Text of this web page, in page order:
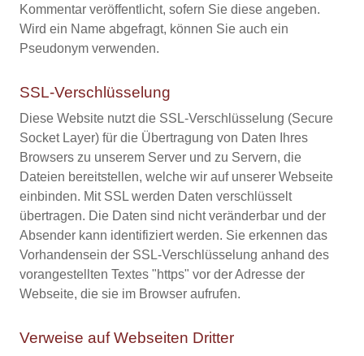
Kommentar veröffentlicht, sofern Sie diese angeben.
Wird ein Name abgefragt, können Sie auch ein
Pseudonym verwenden.
SSL-Verschlüsselung
Diese Website nutzt die SSL-Verschlüsselung (Secure
Socket Layer) für die Übertragung von Daten Ihres
Browsers zu unserem Server und zu Servern, die
Dateien bereitstellen, welche wir auf unserer Webseite
einbinden. Mit SSL werden Daten verschlüsselt
übertragen. Die Daten sind nicht veränderbar und der
Absender kann identifiziert werden. Sie erkennen das
Vorhandensein der SSL-Verschlüsselung anhand des
vorangestellten Textes "https" vor der Adresse der
Webseite, die sie im Browser aufrufen.
Verweise auf Webseiten Dritter